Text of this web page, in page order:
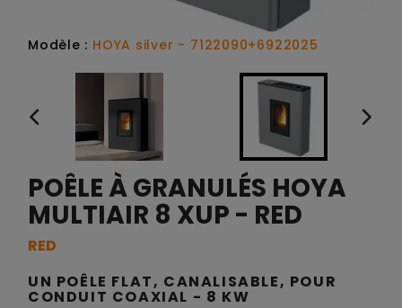
Modèle : HOYA silver - 7122090+6922025
POÊLE À GRANULÉS HOYA
MULTIAIR 8 XUP - RED
RED
UN POÊLE FLAT, CANALISABLE, POUR
CONDUIT COAXIAL - 8 KW